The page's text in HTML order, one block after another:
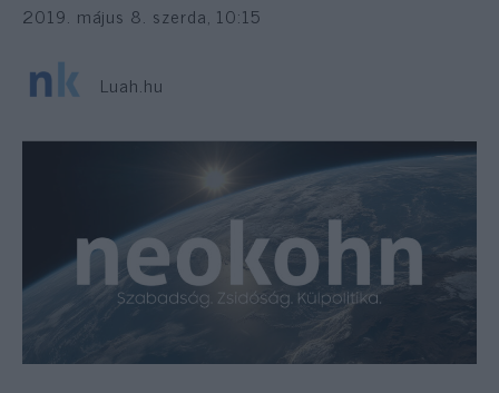
2019. május 8. szerda, 10:15
Luah.hu